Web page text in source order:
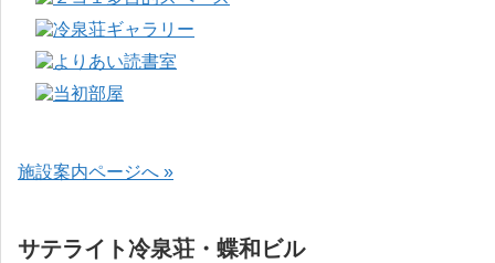
施設案内ページへ »
サテライト冷泉荘・蝶和ビル